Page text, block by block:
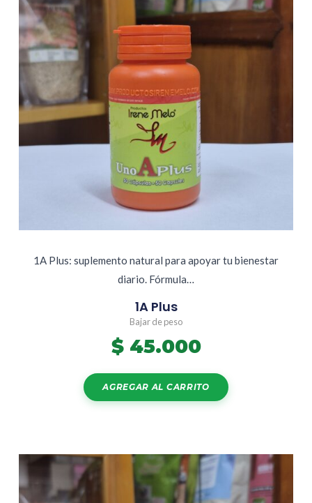
1A Plus: suplemento natural para apoyar tu bienestar
diario. Fórmula…
1A Plus
Bajar de peso
$45.000
AGREGAR AL CARRITO